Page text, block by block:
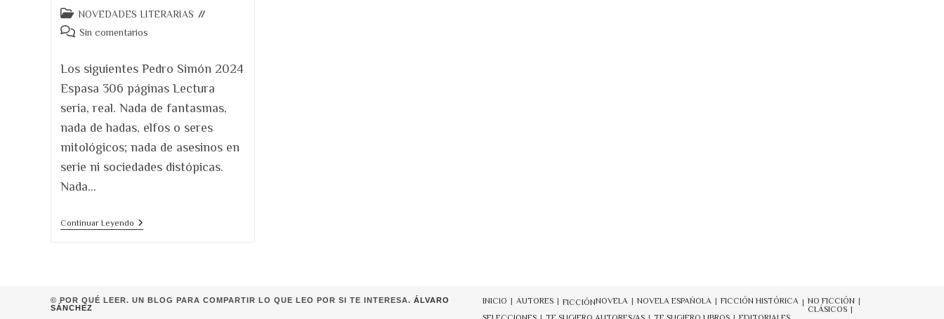
Categoría
de
NOVEDADES LITERARIAS
Comentarios
entrada:
Sin comentarios
Los siguientes Pedro Simón 2024
Espasa 306 páginas Lectura
seria, real. Nada de fantasmas,
nada de hadas, elfos o seres
mitológicos; nada de asesinos en
serie ni sociedades distópicas.
Nada…
Continuar Leyendo«Los
INICIO AUTORES FICCIÓNNOVELA NOVELA ESPAÑOLA FICCIÓN HISTÓRICA
NO FICCIÓN
CLÁSICOS
© POR QUÉ LEER. UN BLOG PARA COMPARTIR LO QUE LEO POR SI TE INTERESA. ÁLVARO
SÁNCHEZ